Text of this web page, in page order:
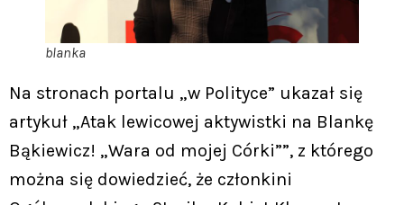
blanka
Na stronach portalu „w Polityce” ukazał się
artykuł „Atak lewicowej aktywistki na Blankę
Bąkiewicz! „Wara od mojej Córki””, z którego
można się dowiedzieć, że członkini